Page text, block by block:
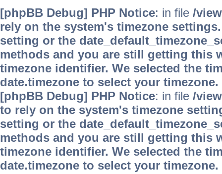
[phpBB Debug] PHP Notice: in file /
rely on the system's timezone
setting or the
methods and you are still getting this
timezone identifier. We selected the
date.timezone to select your timezone.
[phpBB Debug] PHP Notice: in file /
to rely on the system's timezone
setting or the
methods and you are still getting this
timezone identifier. We selected the
date.timezone to select your timezone.